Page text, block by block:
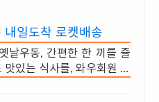
내일도착 로켓배송
날우동, 간편한 한 끼를 즐
있는 식사를, 와우회원 무